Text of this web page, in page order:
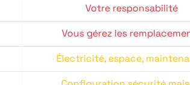
Votre responsabilité
Vous gérez les
Électricité, espace,